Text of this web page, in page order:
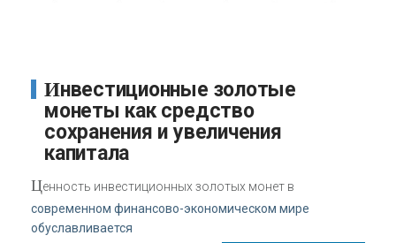
Инвестиционные золотые
монеты как средство
сохранения и увеличения
капитала
Ценность инвестиционных золотых монет в
современном финансово-экономическом мире
обуславливается